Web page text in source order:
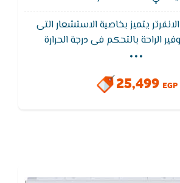
يتميز بخاصية الاستشعار التى
الراحة بالتحكم فى درجة الحرارة
الموجودة بالريموت ويتميز
الاتربه والجراثيم
...
25,499 EGP